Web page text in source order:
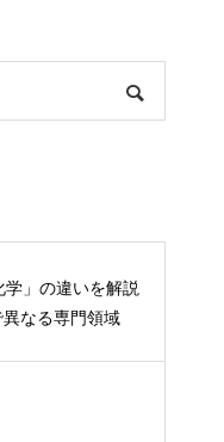
学」の違いを解説
なる専門領域